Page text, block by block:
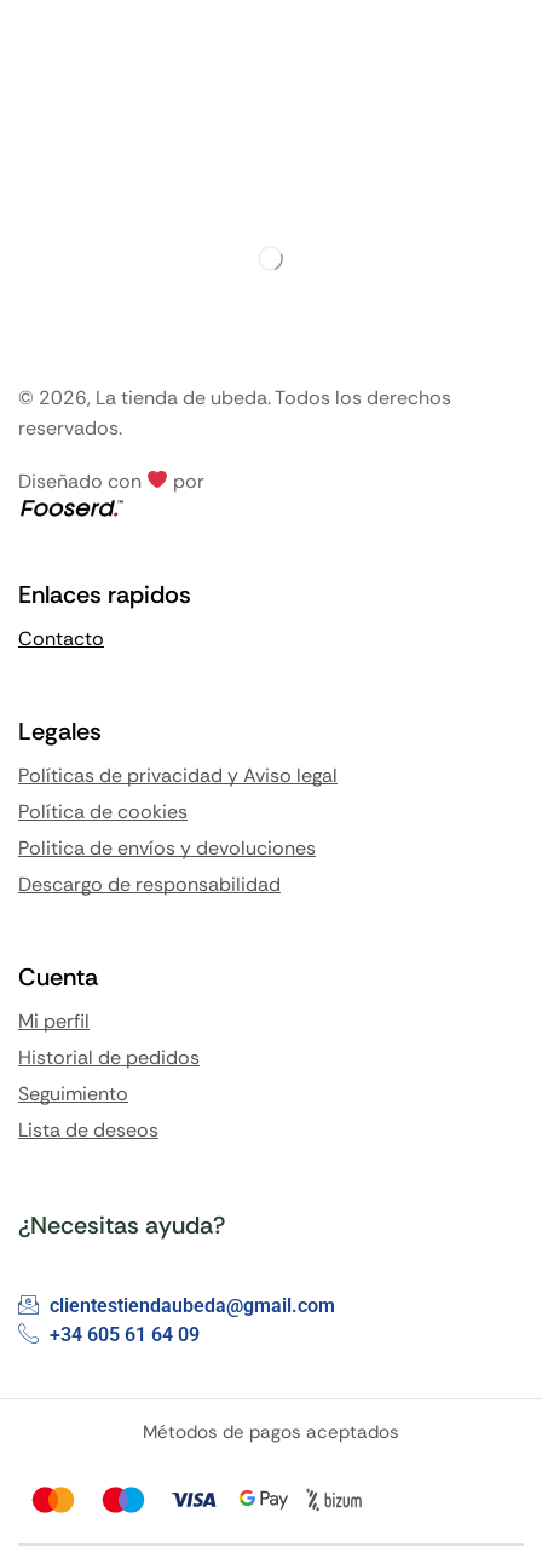
© 2026, La tienda de ubeda. Todos los derechos
reservados.
Diseñado con por
Enlaces rapidos
Contacto
Legales
Políticas de privacidad y Aviso legal
Política de cookies
Politica de envíos y devoluciones
Descargo de responsabilidad
Cuenta
Mi perfil
Historial de pedidos
Seguimiento
Lista de deseos
¿Necesitas ayuda?
clientestiendaubeda@gmail.com
+34 605 61 64 09
Métodos de pagos aceptados